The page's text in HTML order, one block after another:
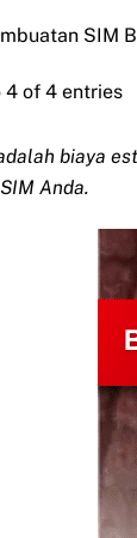
SIM
4 of 4 entries
biaya
Anda.